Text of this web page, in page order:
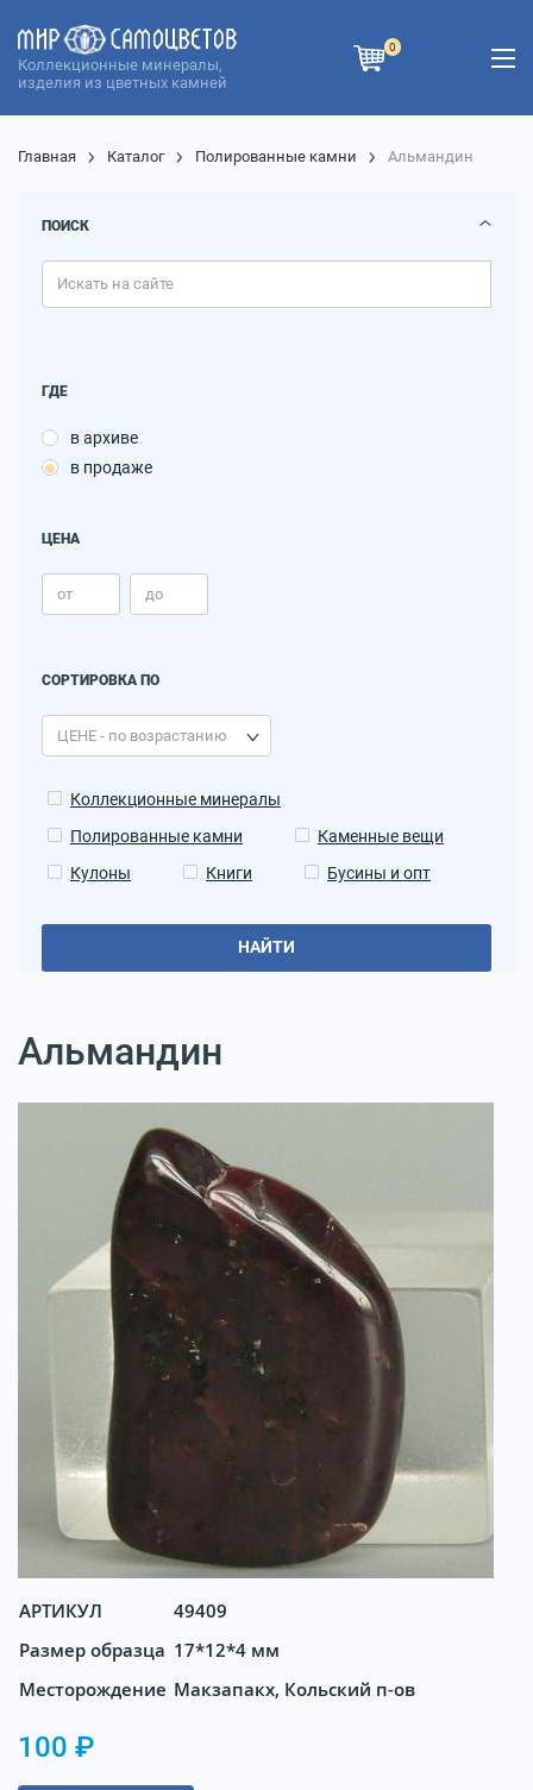
Коллекционные минералы,
изделия из цветных камней
0
Главная Каталог Полированные камни Альмандин
ПОИСК
ГДЕ
в архиве
в продаже
ЦЕНА
СОРТИРОВКА ПО
Коллекционные минералы
Полированные камни
Каменные вещи
Кулоны
Книги Бусины и опт
НАЙТИ
Альмандин
АРТИКУЛ
49409
Размер образца 17*12*4 мм
Месторождение Макзапакх, Кольский п-ов
100 ₽